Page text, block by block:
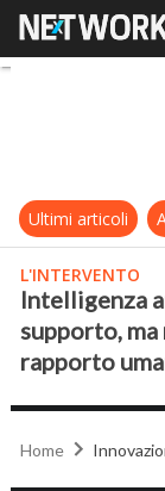
Ultimi articoli
L'INTERVENTO
Intelligenza
supporto,
rapporto
Home